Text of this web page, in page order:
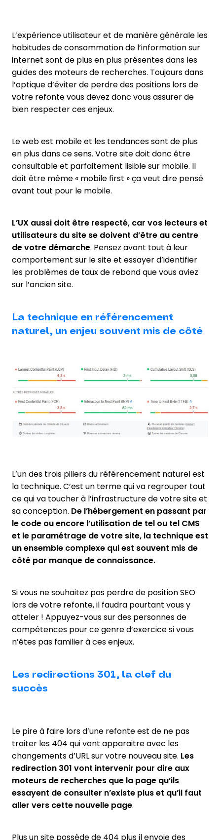
L’expérience utilisateur et de manière générale les
habitudes de consommation de l’information sur
internet sont de plus en plus présentes dans les
guides des moteurs de recherches. Toujours dans
l’optique d’éviter de perdre des positions lors de
votre refonte vous devez donc vous assurer de
bien respecter ces enjeux.
Le web est mobile et les tendances sont de plus
en plus dans ce sens. Votre site doit donc être
consultable et parfaitement lisible sur mobile. Il
doit être même « mobile first » ça veut dire pensé
avant tout pour le mobile.
L’UX aussi doit être respecté, car vos lecteurs et
utilisateurs du site se doivent d’être au centre
de votre démarche. Pensez avant tout à leur
comportement sur le site et essayer d’identifier
les problèmes de taux de rebond que vous aviez
sur l’ancien site.
La technique en référencement
naturel, un enjeu souvent mis de côté
L’un des trois piliers du référencement naturel est
la technique. C’est un terme qui va regrouper tout
ce qui va toucher à l’infrastructure de votre site et
sa conception. De l’hébergement en passant par
le code ou encore l’utilisation de tel ou tel CMS
et le paramétrage de votre site, la technique est
un ensemble complexe qui est souvent mis de
côté par manque de connaissance.
Si vous ne souhaitez pas perdre de position SEO
lors de votre refonte, il faudra pourtant vous y
atteler ! Appuyez-vous sur des personnes de
compétences pour ce genre d’exercice si vous
n’êtes pas familier à ces enjeux.
Les redirections 301, la clef du
succès
Le pire à faire lors d’une refonte est de ne pas
traiter les 404 qui vont apparaitre avec les
changements d’URL sur votre nouveau site. Les
redirection 301 vont intervenir pour dire aux
moteurs de recherches que la page qu’ils
essayent de consulter n’existe plus et qu’il faut
aller vers cette nouvelle page.
Plus un site possède de 404 plus il envoie des